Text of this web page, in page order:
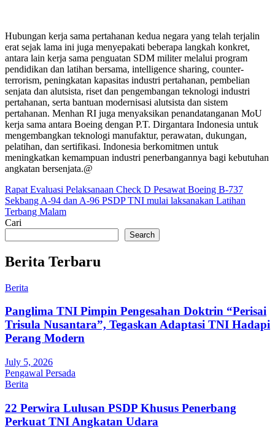
Hubungan kerja sama pertahanan kedua negara yang telah terjalin
erat sejak lama ini juga menyepakati beberapa langkah konkret,
antara lain kerja sama penguatan SDM militer melalui program
pendidikan dan latihan bersama, intelligence sharing, counter-
terrorism, peningkatan kapasitas industri pertahanan, pembelian
senjata dan alutsista, riset dan pengembangan teknologi industri
pertahanan, serta bantuan modernisasi alutsista dan sistem
pertahanan. Menhan RI juga menyaksikan penandatanganan MoU
kerja sama antara Boeing dengan P.T. Dirgantara Indonesia untuk
mengembangkan teknologi manufaktur, perawatan, dukungan,
pelatihan, dan sertifikasi. Indonesia berkomitmen untuk
meningkatkan kemampuan industri penerbangannya bagi kebutuhan
angkatan bersenjata.@
Post
navigation
Rapat Evaluasi Pelaksanaan Check D Pesawat Boeing B-737
Sekbang A-94 dan A-96 PSDP TNI mulai laksanakan Latihan
Terbang Malam
Cari
Search
Berita Terbaru
Berita
Panglima TNI Pimpin Pengesahan Doktrin “Perisai
Trisula Nusantara”, Tegaskan Adaptasi TNI Hadapi
Perang Modern
July 5, 2026
Pengawal Persada
Berita
22 Perwira Lulusan PSDP Khusus Penerbang
Perkuat TNI Angkatan Udara